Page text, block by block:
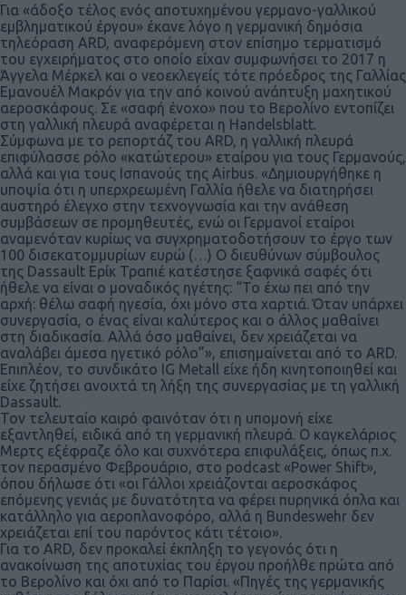
Για «άδοξο τέλος ενός αποτυχημένου γερμανο-γαλλικού
εμβληματικού έργου» έκανε λόγο η γερμανική δημόσια
τηλεόραση ARD, αναφερόμενη στον επίσημο τερματισμό
του εγχειρήματος στο οποίο είχαν συμφωνήσει το 2017 η
Άγγελα Μέρκελ και ο νεοεκλεγείς τότε πρόεδρος της Γαλλίας
Εμανουέλ Μακρόν για την από κοινού ανάπτυξη μαχητικού
αεροσκάφους. Σε «σαφή ένοχο» που το Βερολίνο εντοπίζει
στη γαλλική πλευρά αναφέρεται η Handelsblatt.
Σύμφωνα με το ρεπορτάζ του ARD, η γαλλική πλευρά
επιφύλασσε ρόλο «κατώτερου» εταίρου για τους Γερμανούς,
αλλά και για τους Ισπανούς της Airbus. «Δημιουργήθηκε η
υποψία ότι η υπερχρεωμένη Γαλλία ήθελε να διατηρήσει
αυστηρό έλεγχο στην τεχνογνωσία και την ανάθεση
συμβάσεων σε προμηθευτές, ενώ οι Γερμανοί εταίροι
αναμενόταν κυρίως να συγχρηματοδοτήσουν το έργο των
100 δισεκατομμυρίων ευρώ (…) Ο διευθύνων σύμβουλος
της Dassault Ερίκ Τραπιέ κατέστησε ξαφνικά σαφές ότι
ήθελε να είναι ο μοναδικός ηγέτης: “Το έχω πει από την
αρχή: θέλω σαφή ηγεσία, όχι μόνο στα χαρτιά. Όταν υπάρχει
συνεργασία, ο ένας είναι καλύτερος και ο άλλος μαθαίνει
στη διαδικασία. Αλλά όσο μαθαίνει, δεν χρειάζεται να
αναλάβει άμεσα ηγετικό ρόλο”», επισημαίνεται από το ARD.
Επιπλέον, το συνδικάτο IG Metall είχε ήδη κινητοποιηθεί και
είχε ζητήσει ανοιχτά τη λήξη της συνεργασίας με τη γαλλική
Dassault.
Τον τελευταίο καιρό φαινόταν ότι η υπομονή είχε
εξαντληθεί, ειδικά από τη γερμανική πλευρά. Ο καγκελάριος
Μερτς εξέφραζε όλο και συχνότερα επιφυλάξεις, όπως π.χ.
τον περασμένο Φεβρουάριο, στο podcast «Power Shift»,
όπου δήλωσε ότι «οι Γάλλοι χρειάζονται αεροσκάφος
επόμενης γενιάς με δυνατότητα να φέρει πυρηνικά όπλα και
κατάλληλο για αεροπλανοφόρο, αλλά η Bundeswehr δεν
χρειάζεται επί του παρόντος κάτι τέτοιο».
Για το ARD, δεν προκαλεί έκπληξη το γεγονός ότι η
ανακοίνωση της αποτυχίας του έργου προήλθε πρώτα από
το Βερολίνο και όχι από το Παρίσι. «Πηγές της γερμανικής